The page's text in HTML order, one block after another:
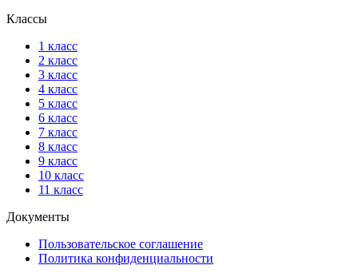
Классы
1 класс
2 класс
3 класс
4 класс
5 класс
6 класс
7 класс
8 класс
9 класс
10 класс
11 класс
Документы
Пользовательское соглашение
Политика конфиденциальности